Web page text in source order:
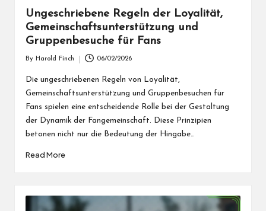
Ungeschriebene Regeln der Loyalität,
Gemeinschaftsunterstützung und
Gruppenbesuche für Fans
by
By Harold Finch 06/02/2026
Die ungeschriebenen Regeln von Loyalität,
Gemeinschaftsunterstützung und Gruppenbesuchen für
Fans spielen eine entscheidende Rolle bei der Gestaltung
der Dynamik der Fangemeinschaft. Diese Prinzipien
betonen nicht nur die Bedeutung der Hingabe…
Read More